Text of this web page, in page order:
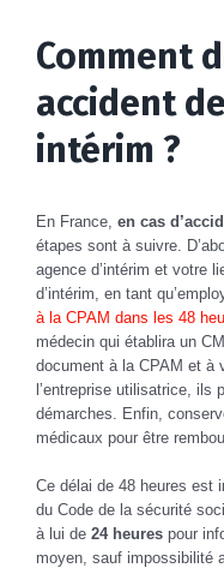
Comment
accident
intérim ?
En France, en cas
étapes sont à suivre.
agence d’intérim et votre
d’intérim, en tant
à la CPAM dans les 48
médecin qui établira un
document à la CPAM et à
l’entreprise utilisatrice, ils
démarches. Enfin,
médicaux pour être
Ce délai de 48 heures est
du Code de la sécurité
à lui de 24 heures pour
moyen, sauf impossibilité